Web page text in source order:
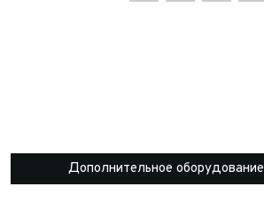
Дополнительное оборудование